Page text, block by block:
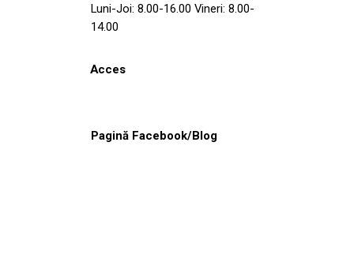
Luni-Joi: 8.00-16.00 Vineri: 8.00-
14.00
Acces
Pagină Facebook/Blog